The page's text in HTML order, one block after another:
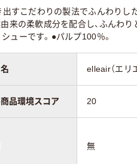
すこだわりの製法でふんわりし
来の柔軟成分を配合し、ふんわ
ューです。●パルプ100％。
elleair（エリ
品環境スコア 20
無